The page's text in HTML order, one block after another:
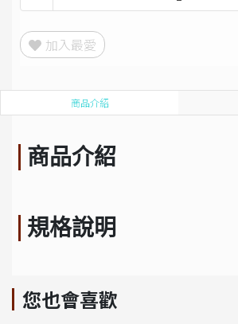
加入最愛
商品介紹
商品介紹
規格說明
您也會喜歡